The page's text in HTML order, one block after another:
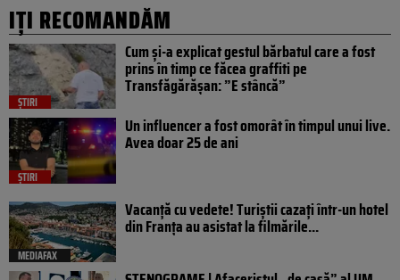
IȚI RECOMANDĂM
ȘTIRI
Cum și-a explicat gestul bărbatul care a fost
prins în timp ce făcea graffiti pe
Transfăgărășan: ”E stâncă”
ȘTIRI
Un influencer a fost omorât în timpul unui live.
Avea doar 25 de ani
MEDIAFAX
Vacanță cu vedete! Turiștii cazați într-un hotel
din Franța au asistat la filmările...